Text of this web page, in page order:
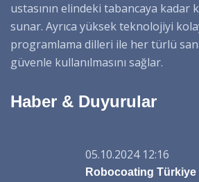
ustasının elindeki tabancaya kadar
sunar. Ayrıca yüksek teknolojiyi
programlama dilleri ile her türlü
güvenle kullanılmasını sağlar.
Haber & Duyurular
05.10.2024 12:16
Robocoating Türkiye